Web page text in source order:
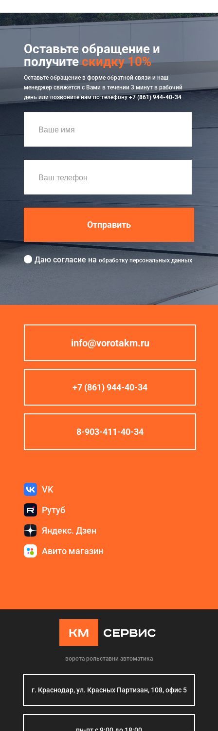
Оставьте обращение и
получитескидку 10%
Оставьте обращение в форме обратной связи и наш
менеджер свяжется с Вами в течении 3 минут в рабочий
день или позвоните нам по телефону+7 (861) 944-40-34
Отправить
Даю согласие на обработку персональных данных
info@vorotakm.ru
+7 (861) 944-40-34
8-903-411-40-34
VK
Рутуб
Яндекс. Дзен
Авито магазин
ворота рольставни автоматика
г. Краснодар, ул. Красных Партизан, 108, офис 5